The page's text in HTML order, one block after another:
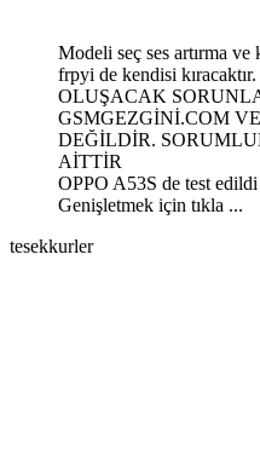
Modeli seç ses artırma ve
frpyi de kendisi kıracaktır.
OLUŞACAK
GSMGEZGİNİ.COM
DEĞİLDİR.
AİTTİR
OPPO A53S de test edildi
Genişletmek için tıkla ...
tesekkurler